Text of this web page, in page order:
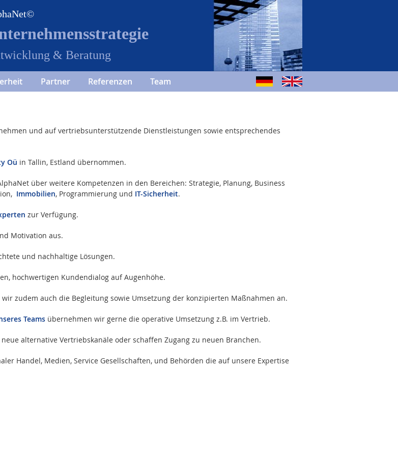
& Beratung
Partner Referenzen Team
und auf vertriebsunterstützende Dienstleistungen sowie entsprechendes
Oü in Tallin, Estland übernommen.
über weitere Kompetenzen in den Bereichen: Strategie, Planung, Business
Immobilien, Programmierung und IT-Sicherheit.
zur Verfügung.
Motivation aus.
und nachhaltige Lösungen.
hochwertigen Kundendialog auf Augenhöhe.
zudem auch die Begleitung sowie Umsetzung der konzipierten Maßnahmen an.
Teams übernehmen wir gerne die operative Umsetzung z.B. im Vertrieb.
alternative Vertriebskanäle oder schaffen Zugang zu neuen Branchen.
Handel, Medien, Service Gesellschaften, und Behörden die auf unsere Expertise